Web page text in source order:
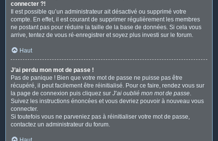
connecter ?!
Il est possible qu’un administrateur ait désactivé ou supprimé votre
compte. En effet, il est courant de supprimer régulièrement les membres
ne postant pas pour réduire la taille de la base de données. Si cela vous
arrive, tentez de vous ré-enregistrer et soyez plus investi sur le forum.
Haut
J’ai perdu mon mot de passe !
Pas de panique ! Bien que votre mot de passe ne puisse pas être
récupéré, il peut facilement être réinitialisé. Pour ce faire, rendez vous sur
la page de connexion puis cliquez sur J’ai oublié mon mot de passe.
Suivez les instructions énoncées et vous devriez pouvoir à nouveau vous
connecter.
Si toutefois vous ne parveniez pas à réinitialiser votre mot de passe,
contactez un administrateur du forum.